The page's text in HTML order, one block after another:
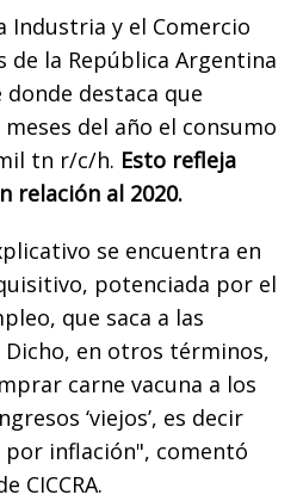
Industria y el Comercio
de la República Argentina
destaca que
del año el consumo
tn r/c/h. Esto refleja
relación al 2020.
se encuentra en
potenciada por el
que saca a las
en otros términos,
carne vacuna a los
‘viejos’, es decir
inflación", comentó
CICCRA.